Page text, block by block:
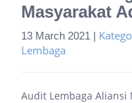
Masyarakat
13 March 2021 |
Lembaga
Audit Lembaga Aliansi